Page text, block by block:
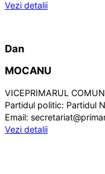
Vezi detalii
Dan
MOCANU
VICEPRIMARUL
Partidul politic: Partidul
Email:
Vezi detalii